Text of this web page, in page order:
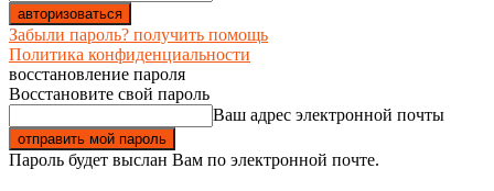
Забыли пароль? получить помощь
Политика конфиденциальности
восстановление пароля
Восстановите свой пароль
Ваш адрес электронной почты
Пароль будет выслан Вам по электронной почте.